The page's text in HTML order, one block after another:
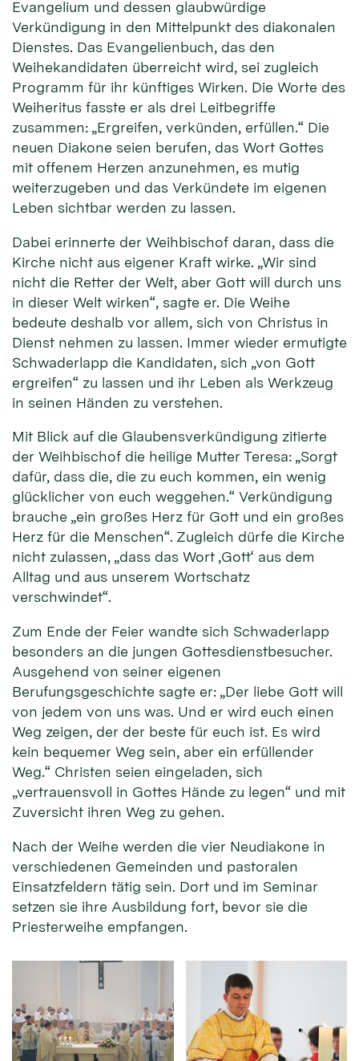
Evangelium und dessen glaubwürdige
Verkündigung in den Mittelpunkt des diakonalen
Dienstes. Das Evangelienbuch, das den
Weihekandidaten überreicht wird, sei zugleich
Programm für ihr künftiges Wirken. Die Worte des
Weiheritus fasste er als drei Leitbegriffe
zusammen: „Ergreifen, verkünden, erfüllen.“ Die
neuen Diakone seien berufen, das Wort Gottes
mit offenem Herzen anzunehmen, es mutig
weiterzugeben und das Verkündete im eigenen
Leben sichtbar werden zu lassen.
Dabei erinnerte der Weihbischof daran, dass die
Kirche nicht aus eigener Kraft wirke. „Wir sind
nicht die Retter der Welt, aber Gott will durch uns
in dieser Welt wirken“, sagte er. Die Weihe
bedeute deshalb vor allem, sich von Christus in
Dienst nehmen zu lassen. Immer wieder ermutigte
Schwaderlapp die Kandidaten, sich „von Gott
ergreifen“ zu lassen und ihr Leben als Werkzeug
in seinen Händen zu verstehen.
Mit Blick auf die Glaubensverkündigung zitierte
der Weihbischof die heilige Mutter Teresa: „Sorgt
dafür, dass die, die zu euch kommen, ein wenig
glücklicher von euch weggehen.“ Verkündigung
brauche „ein großes Herz für Gott und ein großes
Herz für die Menschen“. Zugleich dürfe die Kirche
nicht zulassen, „dass das Wort ‚Gott‘ aus dem
Alltag und aus unserem Wortschatz
verschwindet“.
Zum Ende der Feier wandte sich Schwaderlapp
besonders an die jungen Gottesdienstbesucher.
Ausgehend von seiner eigenen
Berufungsgeschichte sagte er: „Der liebe Gott will
von jedem von uns was. Und er wird euch einen
Weg zeigen, der der beste für euch ist. Es wird
kein bequemer Weg sein, aber ein erfüllender
Weg.“ Christen seien eingeladen, sich
„vertrauensvoll in Gottes Hände zu legen“ und mit
Zuversicht ihren Weg zu gehen.
Nach der Weihe werden die vier Neudiakone in
verschiedenen Gemeinden und pastoralen
Einsatzfeldern tätig sein. Dort und im Seminar
setzen sie ihre Ausbildung fort, bevor sie die
Priesterweihe empfangen.